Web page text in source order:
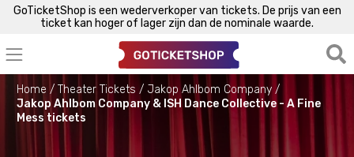
GoTicketShop is een wederverkoper van tickets. De prijs van een
ticket kan hoger of lager zijn dan de nominale waarde.
Home Theater Tickets
Jakop Ahlbom Company
Jakop Ahlbom Company & ISH Dance Collective - A Fine
Mess tickets